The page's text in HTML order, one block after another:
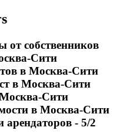
собственников
Сити
в Москва-Сити
в Москва-Сити
Сити
в Москва-Сити
- 5/2